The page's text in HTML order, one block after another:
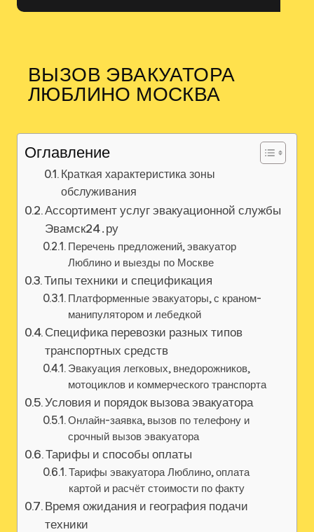
ВЫЗОВ ЭВАКУАТОРА
ЛЮБЛИНО МОСКВА
Оглавление
Краткая характеристика зоны
обслуживания
Ассортимент услуг эвакуационной службы
Эвамск24․ру
Перечень предложений, эвакуатор
Люблино и выезды по Москве
Типы техники и спецификация
Платформенные эвакуаторы, с краном-
манипулятором и лебедкой
Специфика перевозки разных типов
транспортных средств
Эвакуация легковых, внедорожников,
мотоциклов и коммерческого транспорта
Условия и порядок вызова эвакуатора
Онлайн-заявка, вызов по телефону и
срочный вызов эвакуатора
Тарифы и способы оплаты
Тарифы эвакуатора Люблино, оплата
картой и расчёт стоимости по факту
Время ожидания и география подачи
техники